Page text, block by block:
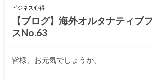
ビジネス心得
【ブログ】海外オルタナティブ
スNo.63
皆様、お元気でしょうか。